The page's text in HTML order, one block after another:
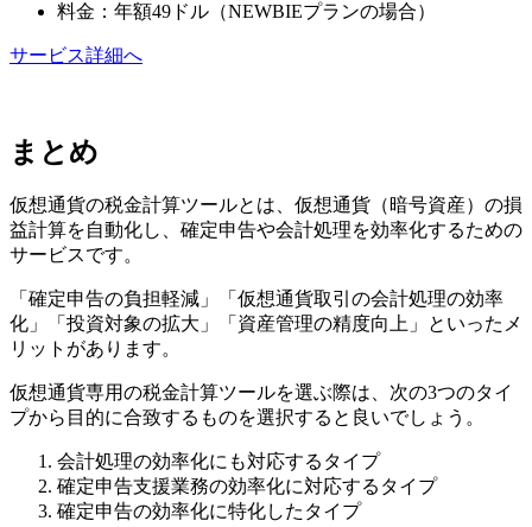
料金：年額49ドル（NEWBIEプランの場合）
サービス詳細へ
まとめ
仮想通貨の税金計算ツールとは、仮想通貨（暗号資産）の損
益計算を自動化し、確定申告や会計処理を効率化するための
サービスです。
「確定申告の負担軽減」「仮想通貨取引の会計処理の効率
化」「投資対象の拡大」「資産管理の精度向上」といったメ
リットがあります。
仮想通貨専用の税金計算ツールを選ぶ際は、次の3つのタイ
プから目的に合致するものを選択すると良いでしょう。
会計処理の効率化にも対応するタイプ
確定申告支援業務の効率化に対応するタイプ
確定申告の効率化に特化したタイプ